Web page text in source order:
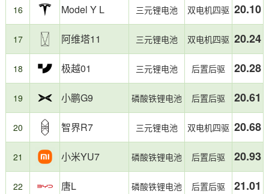
稳
定，
为
者
购
车
提
供
了
有
价
值
的
16 Model Y L 三元锂电池 双电机四驱 20.10
17 阿维塔11 三元锂电池 双电机四驱 20.24
18 极越01 三元锂电池 后置后驱 20.28
19 小鹏G9 磷酸铁锂电池 后置后驱 20.61
20 智界R7 三元锂电池 双电机四驱 20.68
21 小米YU7 磷酸铁锂电池 后置后驱 20.93
22 唐L 磷酸铁锂电池 后置后驱 21.01